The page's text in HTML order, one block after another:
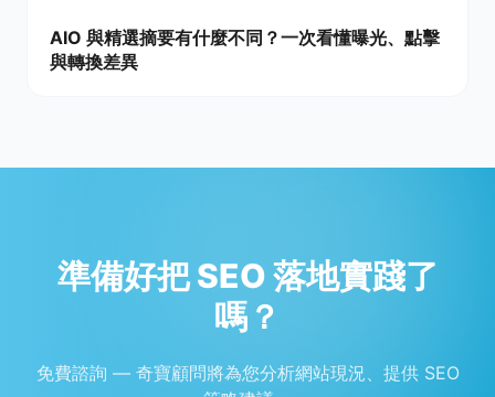
AIO 與精選摘要有什麼不同？一次看懂曝光、點擊
與轉換差異
準備好把 SEO 落地實踐了
嗎？
免費諮詢 — 奇寶顧問將為您分析網站現況、提供 SEO